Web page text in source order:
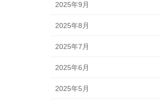
2025年9月
2025年8月
2025年7月
2025年6月
2025年5月